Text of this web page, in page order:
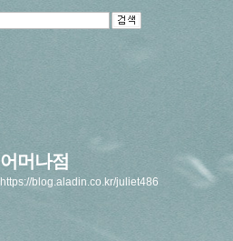
어머나점
https://blog.aladin.co.kr/juliet486